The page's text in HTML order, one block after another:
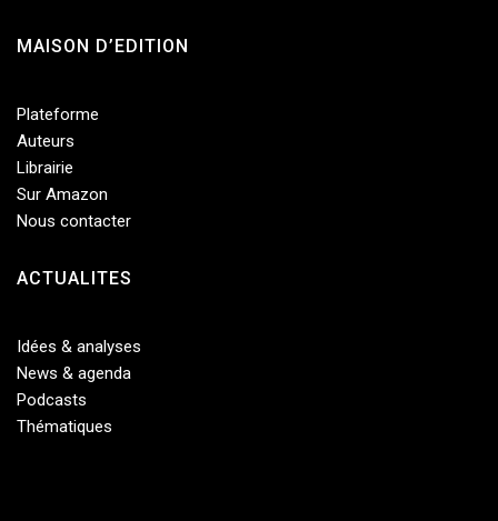
MAISON D’EDITION
Plateforme
Auteurs
Librairie
Sur Amazon
Nous contacter
ACTUALITES
Idées & analyses
News & agenda
Podcasts
Thématiques